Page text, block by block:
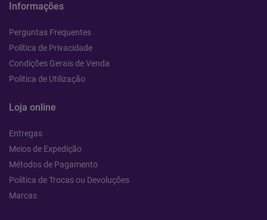
Informações
Perguntas Frequentes
Política de Privacidade
Condições Gerais de Venda
Politica de Utilização
Loja online
Entregas
Meios de Expedição
Métodos de Pagamento
Política de Trocas ou Devoluções
Marcas